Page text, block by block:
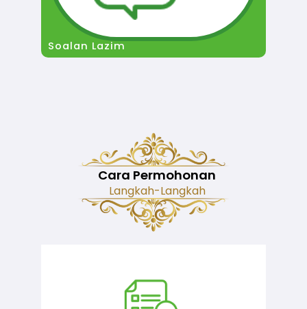
Soalan Lazim
Cara Permohonan
Langkah-Langkah